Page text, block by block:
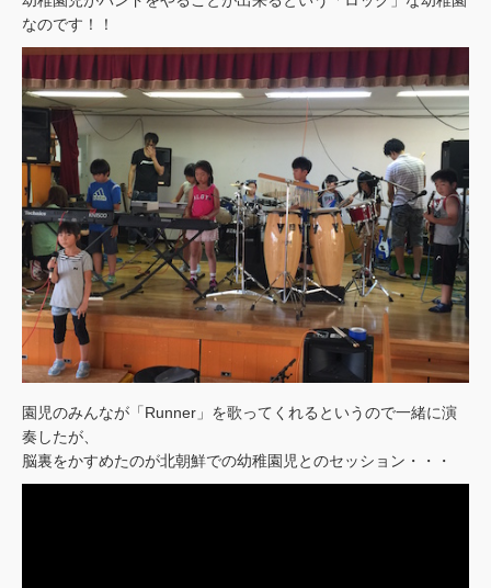
なのです！！
園児のみんなが「Runner」を歌ってくれるというので一緒に演
奏したが、
脳裏をかすめたのが北朝鮮での幼稚園児とのセッション・・・